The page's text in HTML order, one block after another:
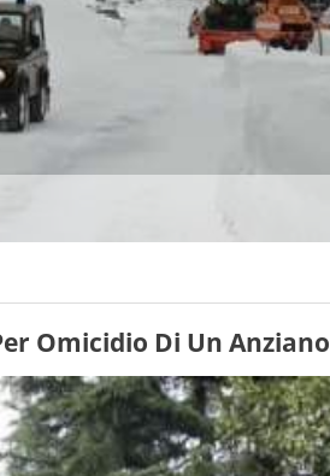
Omicidio Di Un Anziano